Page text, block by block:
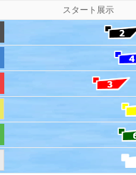
スタート展示